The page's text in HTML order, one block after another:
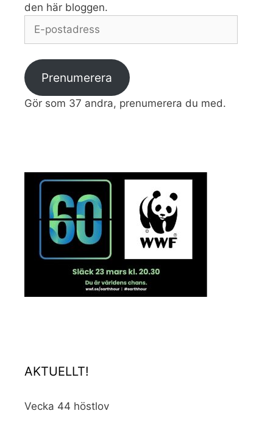
den här bloggen.
postadress
Prenumerera
Gör som 37 andra, prenumerera du med.
AKTUELLT!
Vecka 44 höstlov